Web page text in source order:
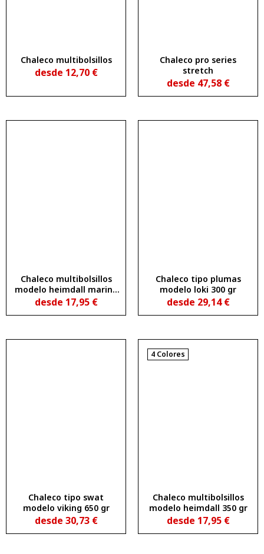
Chaleco multibolsillos
desde 12,70 €
Chaleco pro series
stretch
desde 47,58 €
Chaleco multibolsillos
modelo heimdall marino
oscuro 350 gr
desde 17,95 €
Chaleco tipo plumas
modelo loki 300 gr
desde 29,14€
Chaleco tipo swat
modelo viking 650 gr
desde 30,73 €
4 Colores
Chaleco multibolsillos
modelo heimdall 350 gr
desde 17,95 €